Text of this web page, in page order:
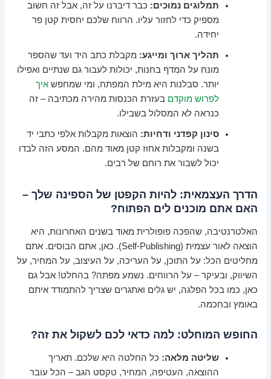
תמלוגים נמוכים: כבר דיברנו על זה, אבל זה חשוב
מספיק כדי לחזור עליו. הרווח שלכם יחסית קטן פר
יחידה.
תהליך ארוך ומייגע: מקבלת כתב היד ועד שהספר
מונח על המדף בחנות, יכולות לעבור גם שנתיים ואפילו
יותר. סבלנות היא מילת המפתח, ומי שמחפשאיך
לפרוש מוקדם בעזרת הכנסות מהירה מכתיבה – זה
כנראה לא המסלול בשבילו.
סינון קפדני ודחיות: הוצאות מקבלות אלפי כתבי יד
בשנה ומקבלות אחוז קטן מאוד מהם. המסע הזה לבדו
יכול לשבור את רוחם של רבים.
הדרך העצמאית: להיות הקפטן של הספינה שלך –
האם אתם מוכנים לים הפתוח?
האלטרנטיבה, שהפכה פופולרית מאוד בשנים האחרונות, היא
הוצאה לאור עצמית (Self-Publishing). כאן, אתם הבוסים. אתם
מחליטים הכל: על התוכן, על העריכה, על העיצוב, על המחיר, על
השיווק, ובעיקר – על הרווחים. נשמע מפתה? בהחלט! אבל גם
כאן, כמו בכל הפלגה, יש גלים ואתגרים שצריך להתמודד איתם
באומץ ובחכמה.
החופש המוחלט: למה כדאי לכם לשקול את זה?
שליטה מלאה: כל החלטה היא שלכם. תאריך
ההוצאה, העטיפה, המחיר, טקסט הגב – הכל עובר